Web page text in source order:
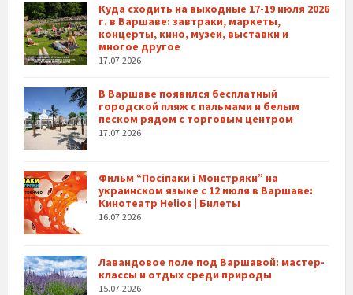
Куда сходить на выходные 17-19 июля 2026
г. в Варшаве: завтраки, маркеты,
концерты, кино, музеи, выставки и
многое другое
17.07.2026
В Варшаве появился бесплатный
городской пляж с пальмами и белым
песком рядом с торговым центром
17.07.2026
Фильм “Посіпаки і Монстряки” на
украинском языке с 12 июля в Варшаве:
Кинотеатр Helios | Билеты
16.07.2026
Лавандовое поле под Варшавой: мастер-
классы и отдых среди природы
15.07.2026